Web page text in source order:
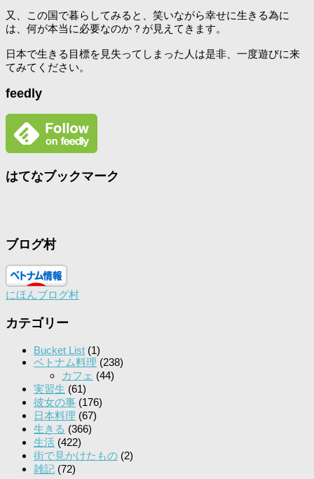
又、この国で暮らしてみると、笑いながら幸せに生きる為に
は、何が本当に必要なのか？が見えてきます。
日本で生きる目標を見失ってしまった人は是非、一度遊びに来
てみてください。
feedly
はてなブックマーク
ブログ村
にほんブログ村
カテゴリー
Bucket List (1)
ベトナム料理 (238)
カフェ (44)
実習生 (61)
彼女の事 (176)
日本料理 (67)
生きる (366)
生活 (422)
街で見かけたもの (2)
雑記 (72)